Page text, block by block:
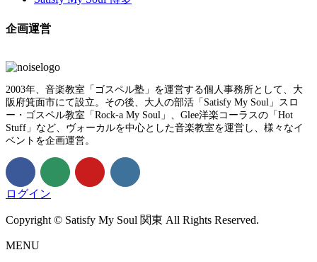
企画運営
2003年、音楽教室「ゴスペル塾」を運営する個人事務所として、大
阪府箕面市にて設立。その後、大人の部活「Satisfy My Soul」スロ
ー・ゴスペル教室「Rock-a My Soul」、Glee洋楽コーラスの「Hot
Stuff」など、ヴォーカルを中心とした音楽教室を運営し、様々なイ
ベントを企画運営。
ログイン
Copyright © Satisfy My Soul 関東 All Rights Reserved.
MENU